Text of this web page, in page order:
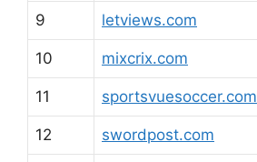
9 letviews.com
10 mixcrix.com
11 sportsvuesoccer.com
12 swordpost.com